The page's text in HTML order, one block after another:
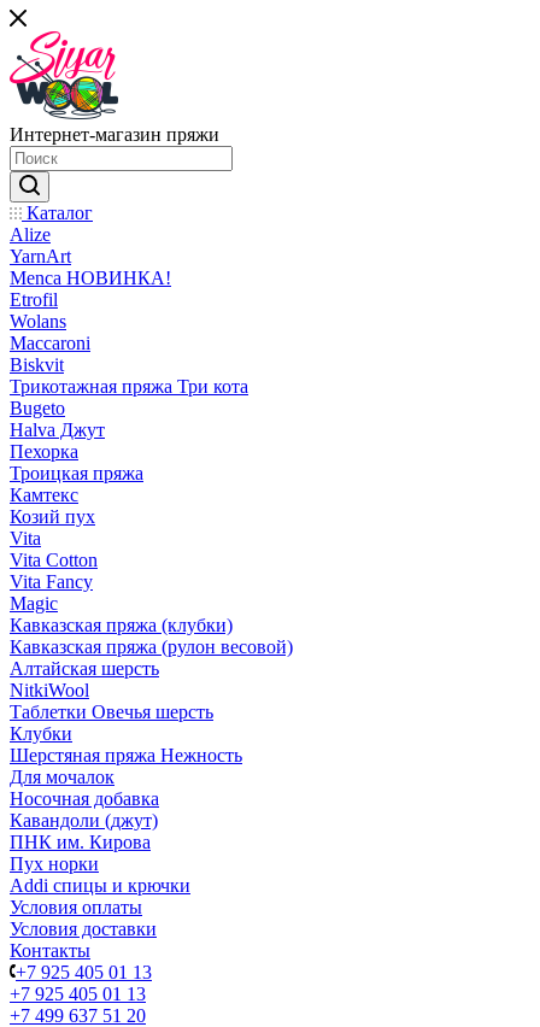
Интернет-магазин пряжи
Каталог
Alize
YarnArt
Menca НОВИНКА!
Etrofil
Wolans
Maccaroni
Biskvit
Трикотажная пряжа Три кота
Bugeto
Halva Джут
Пехорка
Троицкая пряжа
Камтекс
Козий пух
Vita
Vita Cotton
Vita Fancy
Magic
Кавказская пряжа (клубки)
Кавказская пряжа (рулон весовой)
Алтайская шерсть
NitkiWool
Таблетки Овечья шерсть
Клубки
Шерстяная пряжа Нежность
Для мочалок
Носочная добавка
Кавандоли (джут)
ПНК им. Кирова
Пух норки
Addi спицы и крючки
Условия оплаты
Условия доставки
Контакты
+7 925 405 01 13
+7 925 405 01 13
+7 499 637 51 20